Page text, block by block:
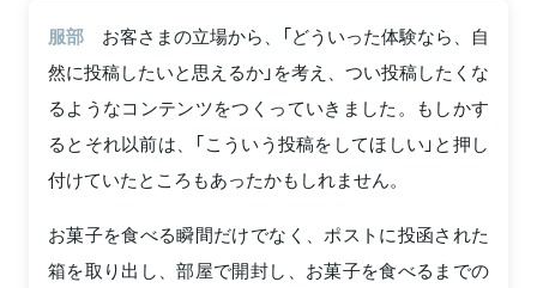
服部
お客さまの立場から、「どういった体験なら、自
然に投稿したいと思えるか」を考え、つい投稿したくな
るようなコンテンツをつくっていきました。もしかす
るとそれ以前は、「こういう投稿をしてほしい」と押し
付けていたところもあったかもしれません。
お菓子を食べる瞬間だけでなく、ポストに投函された
箱を取り出し、部屋で開封し、お菓子を食べるまでの